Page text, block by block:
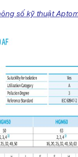
số kỹ thuật